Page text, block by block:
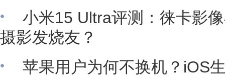
小米15 Ultra评测：徕卡影
摄影发烧友？
苹果用户为何不换机？iOS